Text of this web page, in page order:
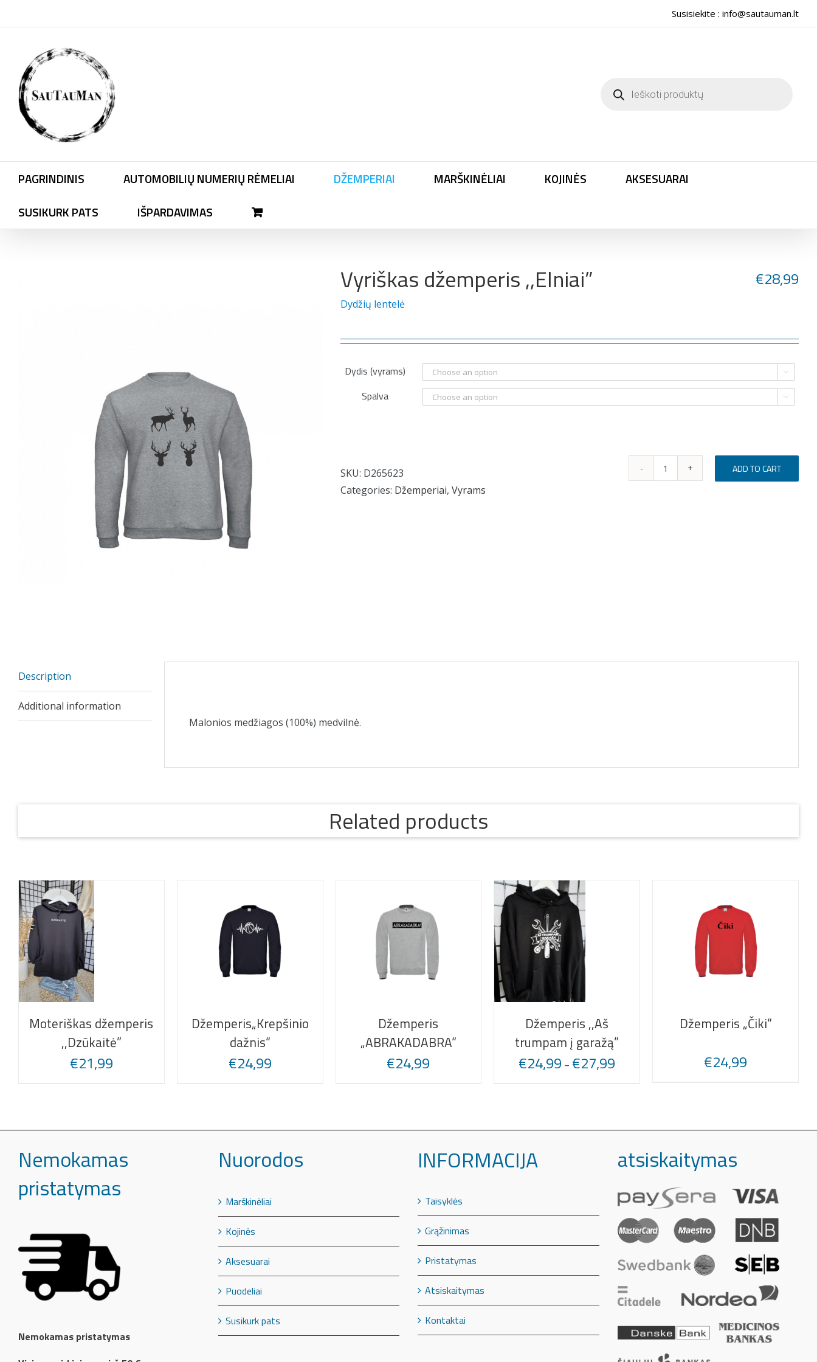
to
Susisiekite : info@sautauman.lt
search
PAGRINDINIS AUTOMOBILIŲ NUMERIŲ RĖMELIAI DŽEMPERIAI MARŠKINĖLIAI KOJINĖS
AKSESUARAI
SUSIKURK PATS
IŠPARDAVIMAS
Vyriškas džemperis ,,Elniai” €28,99
Dydžių lentelė
Dydis (vyrams) 
Spalva 
Vyriškas
ADD TO CART
SKU: D265623
Categories: Džemperiai, Vyrams
Description
Additional information
Malonios medžiagos (100%) medvilnė.
Related products
Moteriškas džemperis
,,Dzūkaitė”
€21,99
Džemperis„Krepšinio
dažnis“
€24,99
Džemperis
„ABRAKADABRA“
€24,99
Džemperis ,,Aš
trumpam į garažą”
€24,99 – €27,99
Džemperis „Čiki“
€24,99
Nemokamas
pristatymas
Nemokamas pristatymas
Nuorodos
Marškinėliai
Kojinės
Aksesuarai
Puodeliai
Susikurk pats
INFORMACIJA
Taisyklės
Grąžinimas
Pristatymas
Atsiskaitymas
Kontaktai
atsiskaitymas